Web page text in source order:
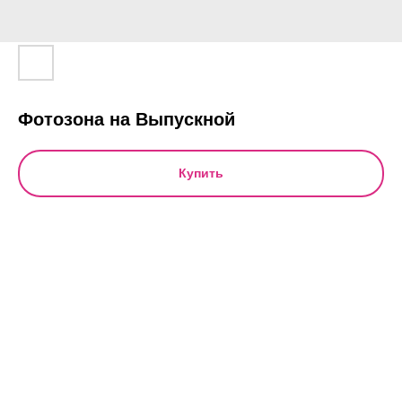
Фотозона на Выпускной
Купить